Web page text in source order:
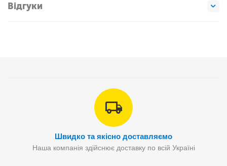
Відгуки
Швидко та якісно доставляємо
Наша компанія здійснює доставку по всій Україні